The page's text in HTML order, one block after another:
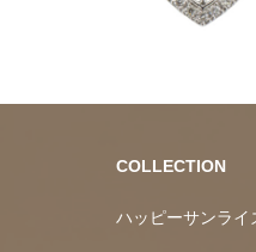
COLLECTION
ハッピーサンライ